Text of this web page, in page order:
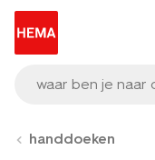
waar ben je naar
handdoeken